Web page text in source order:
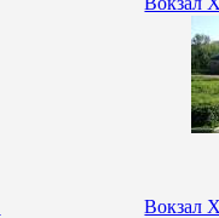
Вокзал